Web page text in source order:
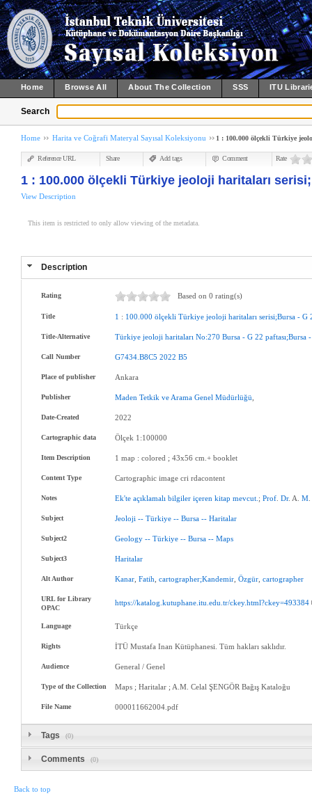
Home Browse All About The Collection SSS ITU
Search
Home Harita ve Coğrafi Materyal Sayısal Koleksiyonu 1 : 100.000 ölçekli Türkiye
Reference URL Share Add tags Comment Rate
1 : 100.000 ölçekli Türkiye jeoloji haritaları
View Description
This item is restricted to only allow viewing of the metadata.
Description
Rating Based on 0 rating(s)
Title 1 : 100.000 ölçekli Türkiye jeoloji haritaları serisi;Bursa - G
Title-Alternative Türkiye jeoloji haritaları No:270 Bursa - G 22 paftası;Bursa -
Call Number G7434.B8C5 2022 B5
Place of publisher Ankara
Publisher Maden Tetkik ve Arama Genel Müdürlüğü
Date-Created 2022
Cartographic data Ölçek 1:100000
Item Description 1 map : colored ; 43x56 cm.+ booklet
Content Type Cartographic image cri rdacontent
Notes Ek'te açıklamalı bilgiler içeren kitap mevcut. ;Prof .Dr. A.M
Subject Jeoloji -- Türkiye -- Bursa -- Haritalar
Subject2 Geology -- Türkiye -- Bursa -- Maps
Subject3 Haritalar
Alt Author Kanar ,Fatih ,cartographer;Kandemir ,Özgür ,cartographer
URL for Library
OPAC
https://katalog.kutuphane.itu.edu.tr/ckey.html?ckey=493384
Language Türkçe
Rights İTÜ Mustafa Inan Kütüphanesi. Tüm hakları saklıdır.
Audience General / Genel
Type of the Collection Maps ; Haritalar ; A.M. Celal ŞENGÖR Bağış Kataloğu
File Name 000011662004.pdf
Tags (0)
Comments (0)
Back to top